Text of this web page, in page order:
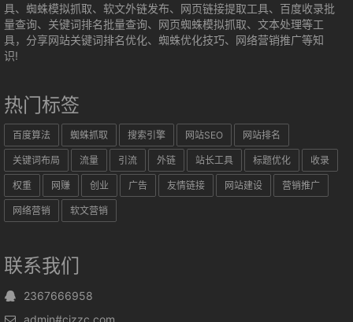
具、蜘蛛模拟抓取、软文外链发布、网页链接提取工具、百度收录批
量查询、关键词排名批量查询、网页蜘蛛模拟抓取、文本处理等工
具，分享网站关键词排名优化、蜘蛛优化技巧、网络营销推广等知
识!
热门标签
百度算法 蜘蛛抓取 搜索引擎 网站SEO 网站排名
关键词布局 流量 引流 外链 站长工具 标题优化 收录
权重 网赚 创业 广告 友情链接 网站建设 营销推广
网络营销 软文营销
联系我们
2367666958
admin#cjzzc.com